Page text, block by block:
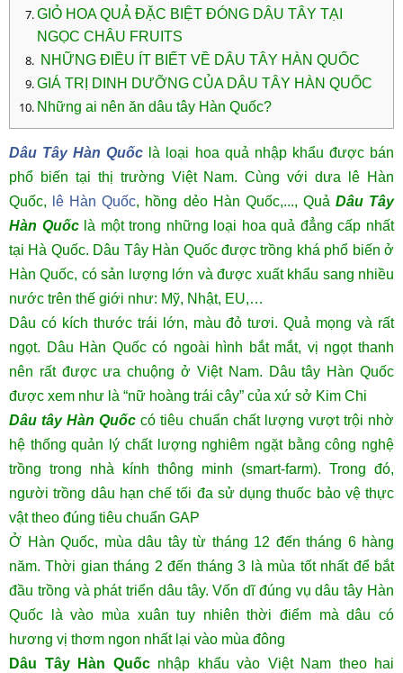
GIỎ HOA QUẢ ĐẶC BIỆT ĐÓNG DÂU TÂY TẠI
NGỌC CHÂU FRUITS
NHỮNG ĐIỀU ÍT BIẾT VỀ DÂU TÂY HÀN QUỐC
GIÁ TRỊ DINH DƯỠNG CỦA DÂU TÂY HÀN QUỐC
Những ai nên ăn dâu tây Hàn Quốc?
Dâu Tây Hàn Quốc là loại hoa quả nhập khẩu được bán
phổ biến tại thị trường Việt Nam. Cùng với dưa lê Hàn
Quốc,
lê Hàn Quốc, hồng dẻo Hàn Quốc,..., Quả Dâu Tây
Hàn Quốclà một trong những loại hoa quả đẳng cấp nhất
tại Hà Quốc. Dâu Tây Hàn Quốc được trồng khá phổ biến ở
Hàn Quốc, có sản lượng lớn và được xuất khẩu sang nhiều
nước trên thế giới như: Mỹ, Nhật, EU,…
Dâu có kích thước trái lớn, màu đỏ tươi. Quả mọng và rất
ngọt. Dâu Hàn Quốc có ngoài hình bắt mắt, vị ngọt thanh
nên rất được ưa chuộng ở Việt Nam. Dâu tây Hàn Quốc
được xem như là “nữ hoàng trái cây” của xứ sở Kim Chi
Dâu tây Hàn Quốc có tiêu chuẩn chất lượng vượt trội nhờ
hệ thống quản lý chất lượng nghiêm ngặt bằng công nghệ
trồng trong nhà kính thông minh (smart-farm). Trong đó,
người trồng dâu hạn chế tối đa sử dụng thuốc bảo vệ thực
vật theo đúng tiêu chuẩn GAP
Ở Hàn Quốc, mùa dâu tây từ tháng 12 đến tháng 6 hàng
năm. Thời gian tháng 2 đến tháng 3 là mùa tốt nhất để bắt
đầu trồng và phát triển dâu tây. Vốn dĩ đúng vụ dâu tây Hàn
Quốc là vào mùa xuân tuy nhiên thời điểm mà dâu có
hương vị thơm ngon nhất lại vào mùa đông
Dâu Tây Hàn Quốcnhập khẩu vào Việt Nam theo hai